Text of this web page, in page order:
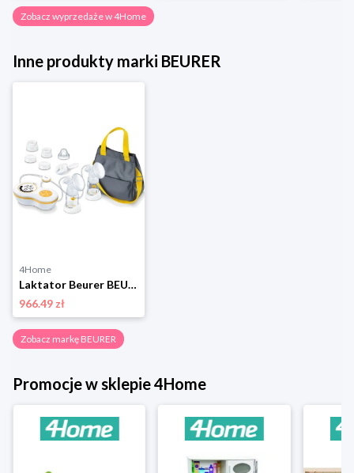
Zobacz wyprzedaże w 4Home
Inne produkty marki BEURER
4Home
Laktator Beurer BEU-BY70
966.49 zł
Zobacz markę BEURER
Promocje w sklepie 4Home